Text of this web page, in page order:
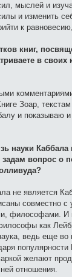
мыслей и
и изменить
к
книг,
в своих
Зоар,
и показываю
науки
задам вопрос о
не является
совместно
философами. И
как
ведь еще
желают
отношения.